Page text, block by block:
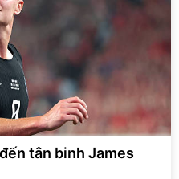
tân binh James